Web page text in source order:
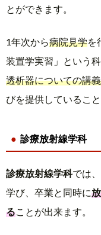
とができます。
1年次から病院見学を
装置学実習」という
透析器についての講義
びを提供していること
診療放射線学科
診療放射線学科では
学び、卒業と同時に
る ことが出来ます。